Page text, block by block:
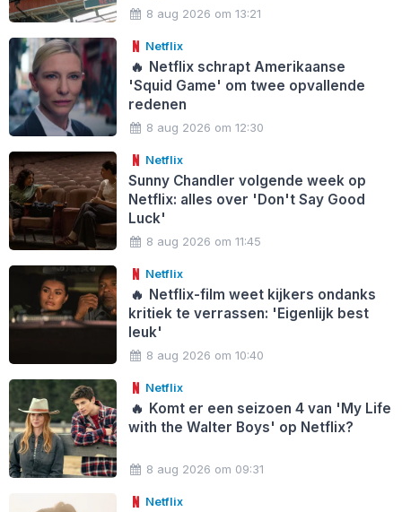
8 aug 2026 om 13:21
Netflix
🔥 Netflix schrapt Amerikaanse
'Squid Game' om twee opvallende
redenen
8 aug 2026 om 12:30
Netflix
Sunny Chandler volgende week op
Netflix: alles over 'Don't Say Good
Luck'
8 aug 2026 om 11:45
Netflix
🔥 Netflix-film weet kijkers ondanks
kritiek te verrassen: 'Eigenlijk best
leuk'
8 aug 2026 om 10:40
Netflix
🔥 Komt er een seizoen 4 van 'My Life
with the Walter Boys' op Netflix?
8 aug 2026 om 09:31
Netflix